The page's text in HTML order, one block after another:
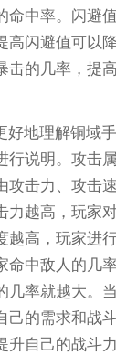
命中率。闪避
闪避值可以
击的几率，提
好地理解铜域
行说明。攻击
攻击力、攻击
力越高，玩家
越高，玩家进
命中敌人的几
几率就越大。
己的需求和战
自己的战斗力